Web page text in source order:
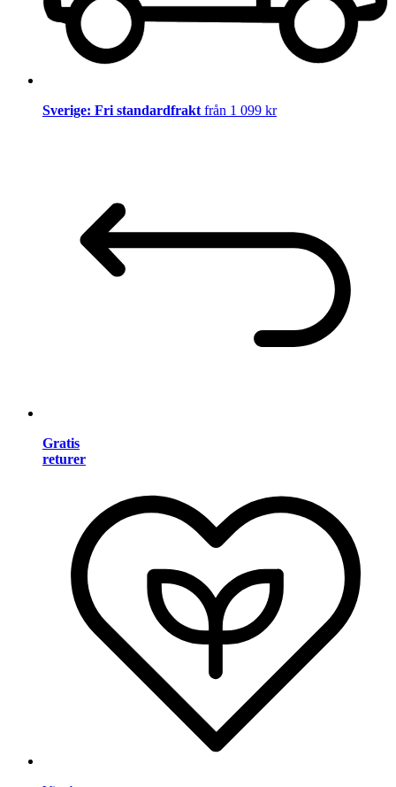
Sverige: Fri standardfrakt från 1 099 kr
Gratis
returer